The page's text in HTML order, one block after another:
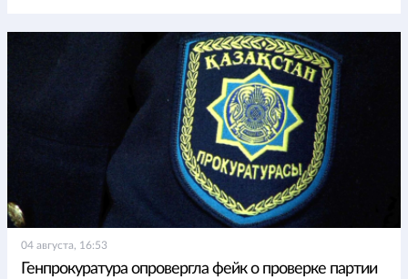
04 августа, 16:53
Генпрокуратура опровергла фейк о проверке партии